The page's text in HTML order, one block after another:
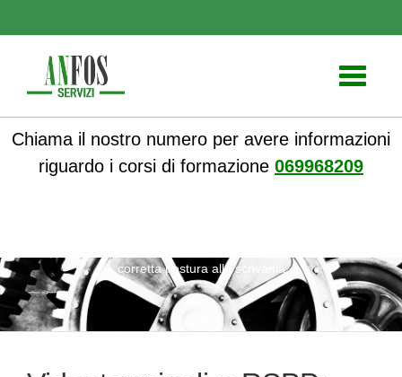
Toggle
Chiama il nostro numero per avere informazioni
riguardo i corsi di formazione 069968209
corretta postura alla scrivania